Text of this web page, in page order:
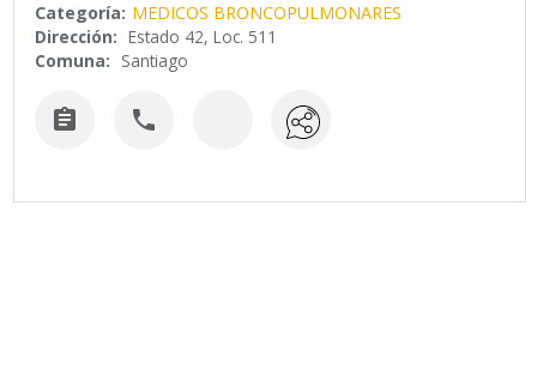
Categoría: MEDICOS BRONCOPULMONARES
Dirección: Estado 42, Loc. 511
Comuna: Santiago
 